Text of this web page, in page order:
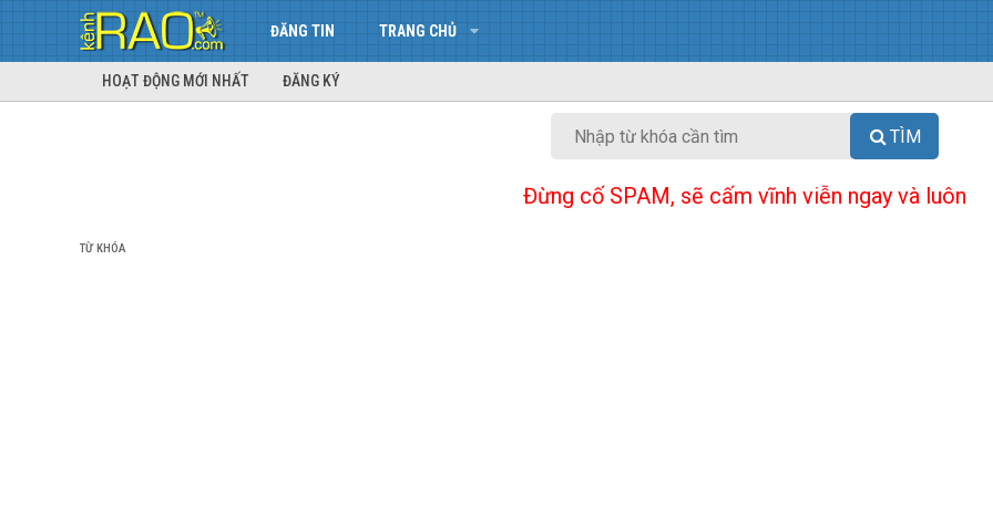
ĐĂNG TIN TRANG CHỦ
HOẠT ĐỘNG MỚI NHẤT ĐĂNG KÝ
TÌM
Đừng cố SPAM, sẽ cấm vĩnh viễn ngay và luôn
TỪ KHÓA